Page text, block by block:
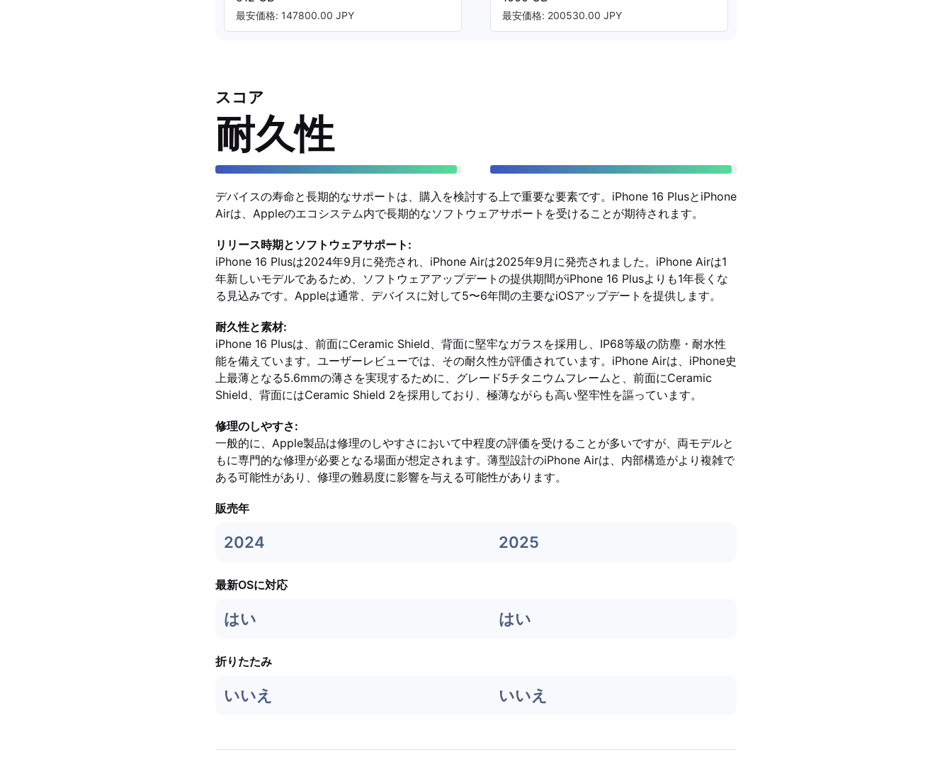
最安価格: 147800.00 JPY 最安価格: 200530.00 JPY
スコア
耐久性
デバイスの寿命と長期的なサポートは、購入を検討する上で重要な要素です。iPhone 16 PlusとiPhone
Airは、Appleのエコシステム内で長期的なソフトウェアサポートを受けることが期待されます。
リリース時期とソフトウェアサポート:
iPhone 16 Plusは2024年9月に発売され、iPhone Airは2025年9月に発売されました。iPhone Airは1
年新しいモデルであるため、ソフトウェアアップデートの提供期間がiPhone 16 Plusよりも1年長くな
る見込みです。Appleは通常、デバイスに対して5〜6年間の主要なiOSアップデートを提供します。
耐久性と素材:
iPhone 16 Plusは、前面にCeramic Shield、背面に堅牢なガラスを採用し、IP68等級の防塵・耐水性
能を備えています。ユーザーレビューでは、その耐久性が評価されています。iPhone Airは、iPhone史
上最薄となる5.6mmの薄さを実現するために、グレード5チタニウムフレームと、前面にCeramic
Shield、背面にはCeramic Shield 2を採用しており、極薄ながらも高い堅牢性を謳っています。
修理のしやすさ:
一般的に、Apple製品は修理のしやすさにおいて中程度の評価を受けることが多いですが、両モデルと
もに専門的な修理が必要となる場面が想定されます。薄型設計のiPhone Airは、内部構造がより複雑で
ある可能性があり、修理の難易度に影響を与える可能性があります。
販売年
2024 2025
最新OSに対応
はい はい
折りたたみ
いいえ いいえ